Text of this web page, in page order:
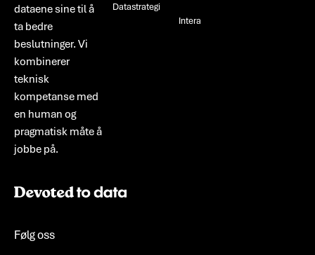
dataene sine til å
ta bedre
beslutninger. Vi
kombinerer
teknisk
kompetanse med
en human og
pragmatisk måte å
jobbe på.
Følg oss
Datastrategi
Intera